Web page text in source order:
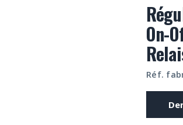
On-
Réf.